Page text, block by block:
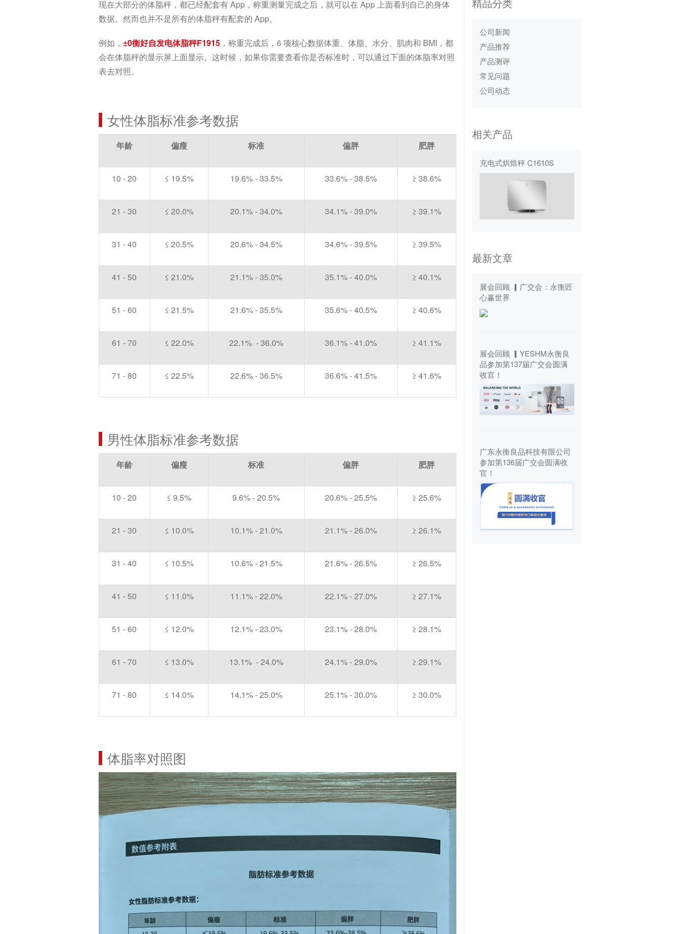
现在大部分的体脂秤，都已经配套有 App，称重测量完成之后，就可以在 App 上面看到自己的身体
数据。然而也并不是所有的体脂秤有配套的 App。
例如， ±0衡好自发电体脂秤F1915，称重完成后，6 项核心数据体重、体脂、水分、肌肉和 BMI，都
会在体脂秤的显示屏上面显示。这时候，如果你需要查看你是否标准时，可以通过下面的体脂率对照
表去对照。
女性体脂标准参考数据
年龄 偏瘦 标准 偏胖 肥胖
10 - 20 ≤ 19.5% 19.6% - 33.5% 33.6% - 38.5% ≥ 38.6%
21 - 30 ≤ 20.0% 20.1% - 34.0% 34.1% - 39.0% ≥ 39.1%
31 - 40 ≤ 20.5% 20.6% - 34.5% 34.6% - 39.5% ≥ 39.5%
41 - 50 ≤ 21.0% 21.1% - 35.0% 35.1% - 40.0% ≥ 40.1%
51 - 60 ≤ 21.5% 21.6% - 35.5% 35.6% - 40.5% ≥ 40.6%
61 - 70 ≤ 22.0% 22.1% - 36.0% 36.1% - 41.0% ≥ 41.1%
71 - 80 ≤ 22.5% 22.6% - 36.5% 36.6% - 41.5% ≥ 41.6%
男性体脂标准参考数据
年龄 偏瘦 标准 偏胖 肥胖
10 - 20 ≤ 9.5% 9.6% - 20.5% 20.6% - 25.5% ≥ 25.6%
21 - 30 ≤ 10.0% 10.1% - 21.0% 21.1% - 26.0% ≥ 26.1%
31 - 40 ≤ 10.5% 10.6% - 21.5% 21.6% - 26.5% ≥ 26.5%
41 - 50 ≤ 11.0% 11.1% - 22.0% 22.1% - 27.0% ≥ 27.1%
51 - 60 ≤ 12.0% 12.1% - 23.0% 23.1% - 28.0% ≥ 28.1%
61 - 70 ≤ 13.0% 13.1% - 24.0% 24.1% - 29.0% ≥ 29.1%
71 - 80 ≤ 14.0% 14.1% - 25.0% 25.1% - 30.0% ≥ 30.0%
体脂率对照图
公司新闻
产品推荐
产品测评
常见问题
公司动态
相关产品
充电式烘焙秤 C1610S
最新文章
展会回顾 ▎广交会：永衡匠
心赢世界
展会回顾 ▎YESHM永衡良
品参加第137届广交会圆满
收官！
广东永衡良品科技有限公司
参加第136届广交会圆满收
官！